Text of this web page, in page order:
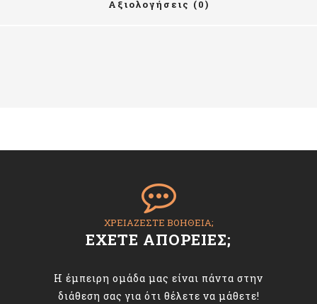
Αξιολογήσεις (0)
ΧΡΕΙΑΖΕΣΤΕ ΒΟΗΘΕΙΑ;
ΕΧΕΤΕ ΑΠΟΡΕΙΕΣ;
Η έμπειρη ομάδα μας είναι πάντα στην
διάθεση σας για ότι θέλετε να μάθετε!